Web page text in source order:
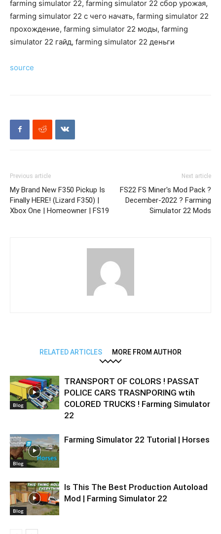
farming simulator 22, farming simulator 22 сбор урожая,
farming simulator 22 с чего начать, farming simulator 22
прохождение, farming simulator 22 моды, farming
simulator 22 гайд, farming simulator 22 деньги
source
Previous article
My Brand New F350 Pickup Is
Finally HERE! (Lizard F350) |
Xbox One | Homeowner | FS19
Next article
FS22 FS Miner's Mod Pack ?
December-2022 ? Farming
Simulator 22 Mods
RELATED ARTICLES MORE FROM AUTHOR
Blog
TRANSPORT OF COLORS ! PASSAT
POLICE CARS TRASNPORING wtih
COLORED TRUCKS ! Farming Simulator
22
Blog
Farming Simulator 22 Tutorial | Horses
Blog
Is This The Best Production Autoload
Mod | Farming Simulator 22